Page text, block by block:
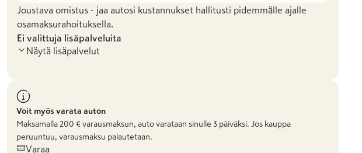
Joustava omistus - jaa autosi kustannukset hallitusti pidemmälle ajalle
osamaksurahoituksella.
Ei valittuja lisäpalveluita
Näytä lisäpalvelut
Voit myös varata auton
Maksamalla 200 € varausmaksun, auto varataan sinulle 3 päiväksi. Jos kauppa
peruuntuu, varausmaksu palautetaan.
Varaa